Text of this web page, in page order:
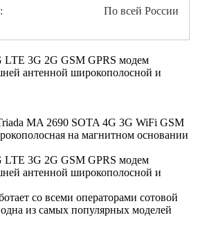
По всей России
LTE 3G 2G GSM GPRS модем
антенной широкополосной и
MA 2690 SOTA 4G 3G WiFi GSM
на магнитном основании
LTE 3G 2G GSM GPRS модем
антенной широкополосной и
со всеми операторами сотовой
из самых популярных моделей